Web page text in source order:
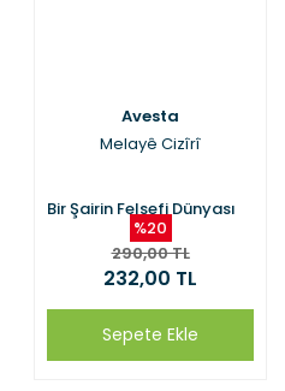
Avesta
Melayê Cizîrî
Bir Şairin Felsefi Dünyası
%20
290,00 TL
232,00 TL
Sepete Ekle